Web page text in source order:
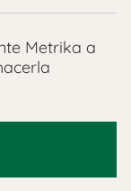
Metrika a